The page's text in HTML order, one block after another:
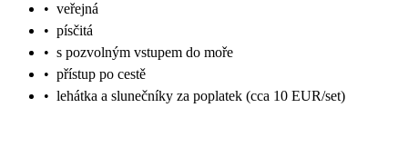
• veřejná
• písčitá
• s pozvolným vstupem do moře
• přístup po cestě
• lehátka a slunečníky za poplatek (cca 10 EUR/set)